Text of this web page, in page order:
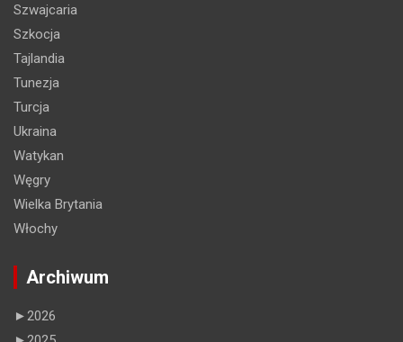
Szwajcaria
Szkocja
Tajlandia
Tunezja
Turcja
Ukraina
Watykan
Węgry
Wielka Brytania
Włochy
Archiwum
►2026